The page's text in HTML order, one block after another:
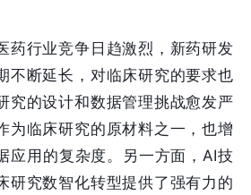
药行业竞争日趋激烈，新药研发
不断延长，对临床研究的要求也
究的设计和数据管理挑战愈发严
为临床研究的原材料之一，也增
应用的复杂度。另一方面，AI技
研究数智化转型提供了强有力的